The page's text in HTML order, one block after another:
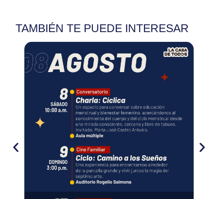
TAMBIÉN TE PUEDE INTERESAR